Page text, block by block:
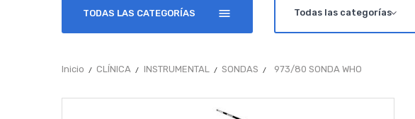
TODAS LAS CATEGORÍAS
Inicio CLÍNICA INSTRUMENTAL SONDAS 973/80 SONDA WHO